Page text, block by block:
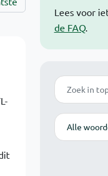
Lees voor
de FAQ.
Zoek
Modus